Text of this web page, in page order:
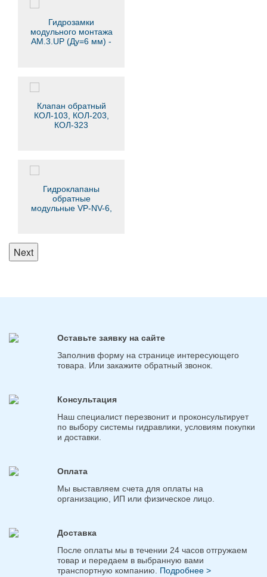
Гидрозамки
модульного монтажа
AM.3.UP (Ду=6 мм) -
Клапан обратный
КОЛ-103, КОЛ-203,
КОЛ-323
Гидроклапаны
обратные
модульные VP-NV-6,
Next
Оставьте заявку на сайте
Заполнив форму на странице интересующего
товара. Или закажите обратный звонок.
Консультация
Наш специалист перезвонит и проконсультирует
по выбору системы гидравлики, условиям покупки
и доставки.
Оплата
Мы выставляем счета для оплаты на
организацию, ИП или физическое лицо.
Доставка
После оплаты мы в течении 24 часов отгружаем
товар и передаем в выбранную вами
транспортную компанию. Подробнее >